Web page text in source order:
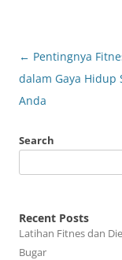
Post
navigation
← Pentingnya
dalam Gaya Hidup
Anda
Search
Recent Posts
Latihan Fitnes dan
Bugar